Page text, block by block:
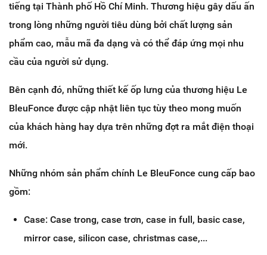
tiếng tại Thành phố Hồ Chí Minh. Thương hiệu gây dấu ấn
trong lòng những người tiêu dùng bởi chất lượng sản
phẩm cao, mẫu mã đa dạng và có thể đáp ứng mọi nhu
cầu của người sử dụng.
Bên cạnh đó, những thiết kế ốp lưng của thương hiệu Le
BleuFonce được cập nhật liên tục tùy theo mong muốn
của khách hàng hay dựa trên những đợt ra mắt điện thoại
mới.
Những nhóm sản phẩm chính Le BleuFonce cung cấp bao
gồm:
Case: Case trong, case trơn, case in full, basic case,
mirror case, silicon case, christmas case,...